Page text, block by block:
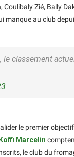
Zié, Bally
manque au club
classement
le premier
Marcelin
le club du